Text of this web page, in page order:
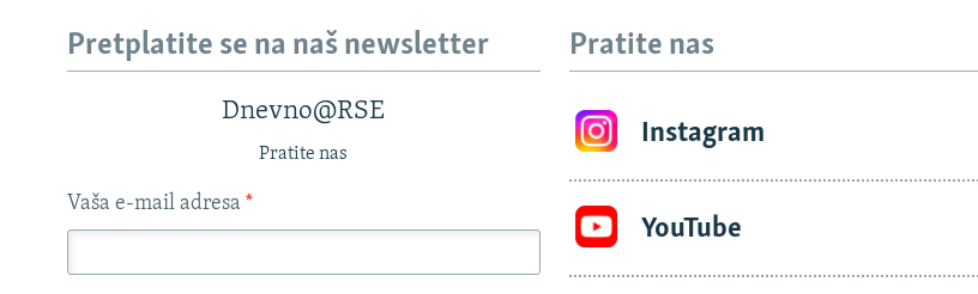
Pretplatite se na naš newsletter
Dnevno@RSE
Pratite nas
Vaša e-mail adresa *
Pratite nas
Instagram
YouTube